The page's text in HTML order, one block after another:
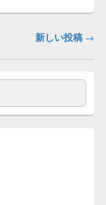
新しい投稿 →